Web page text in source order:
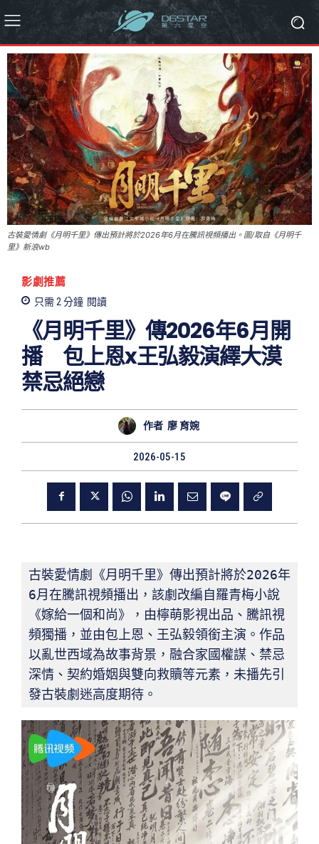
古裝愛情劇《月明千里》傳出預計將於2026年6月在騰訊視頻播出。圖/取自《月明千
里》新浪wb
影劇推薦
只需 2 分鐘 閱讀
《月明千里》傳2026年6月開
播 包上恩x王弘毅演繹大漠
禁忌絕戀
作者 廖 育婉
2026-05-15
古裝愛情劇《月明千里》傳出預計將於2026年
6月在騰訊視頻播出，該劇改編自羅青梅小說
《嫁給一個和尚》，由檸萌影視出品、騰訊視
頻獨播，並由包上恩、王弘毅領銜主演。作品
以亂世西域為故事背景，融合家國權謀、禁忌
深情、契約婚姻與雙向救贖等元素，未播先引
發古裝劇迷高度期待。